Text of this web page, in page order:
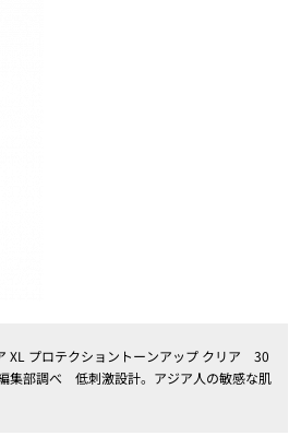
XL プロテクショントーンアップ クリア 30
部調べ 低刺激設計。アジア人の敏感な肌